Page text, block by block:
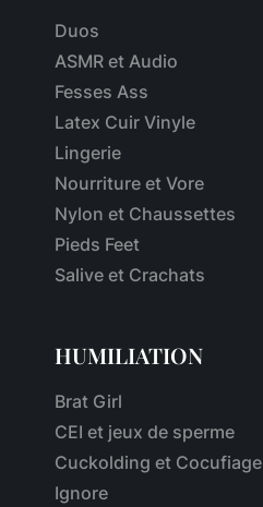
Duos
ASMR et Audio
Fesses Ass
Latex Cuir Vinyle
Lingerie
Nourriture et Vore
Nylon et Chaussettes
Pieds Feet
Salive et Crachats
HUMILIATION
Brat Girl
CEI et jeux de sperme
Cuckolding et Cocufiage
Ignore